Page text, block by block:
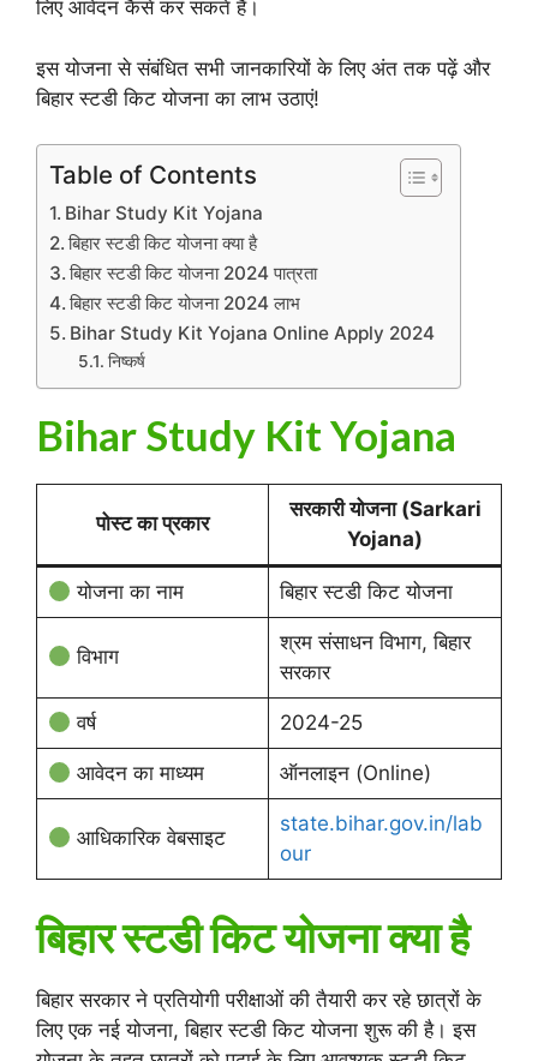
लिए आवेदन कैसे कर सकते हैं।
इस योजना से संबंधित सभी जानकारियों के लिए अंत तक पढ़ें और
बिहार स्टडी किट योजना का लाभ उठाएं!
Table of Contents
Bihar Study Kit Yojana
बिहार स्टडी किट योजना क्या है
बिहार स्टडी किट योजना 2024 पात्रता
बिहार स्टडी किट योजना 2024 लाभ
Bihar Study Kit Yojana Online Apply 2024
निष्कर्ष
Bihar Study Kit Yojana
पोस्ट का प्रकार
सरकारी योजना (Sarkari
Yojana)
योजना का नाम बिहार स्टडी किट योजना
विभाग
श्रम संसाधन विभाग, बिहार
सरकार
वर्ष 2024-25
आवेदन का माध्यम ऑनलाइन (Online)
आधिकारिक वेबसाइट
state.bihar.gov.in/lab
our
बिहार स्टडी किट योजना क्या है
बिहार सरकार ने प्रतियोगी परीक्षाओं की तैयारी कर रहे छात्रों के
लिए एक नई योजना, बिहार स्टडी किट योजना शुरू की है। इस